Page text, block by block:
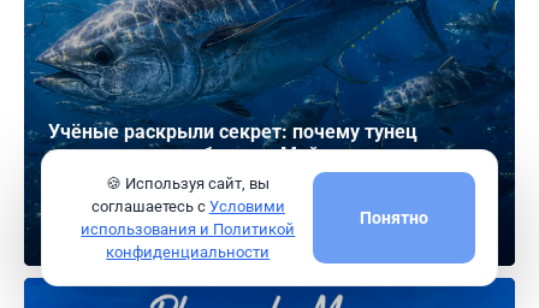
Учёные раскрыли секрет: почему тунец
размножается у берегов Майорки
Читать
🍪 Используя сайт, вы
соглашаетесь с Условими
использования и Политикой
конфиденциальности
Понятно